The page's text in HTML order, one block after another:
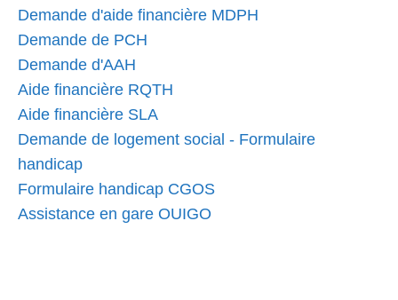
Demande d'aide financière MDPH
Demande de PCH
Demande d'AAH
Aide financière RQTH
Aide financière SLA
Demande de logement social - Formulaire
handicap
Formulaire handicap CGOS
Assistance en gare OUIGO